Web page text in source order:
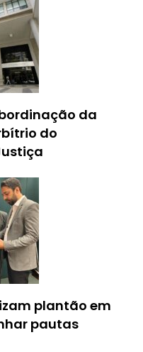
da
do
plantão em
pautas